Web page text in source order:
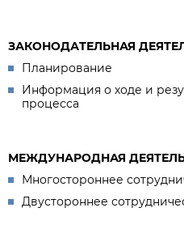
ЗАКОНОДАТЕЛЬНАЯ
Планирование
Информация о ходе и
процесса
МЕЖДУНАРОДНАЯ
Многостороннее
Двустороннее